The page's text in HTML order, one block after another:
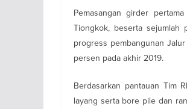
Pemasangan girder
Tiongkok, beserta sejumlah
progress pembangunan
persen pada akhir 2019.
Berdasarkan pantauan Tim
layang serta bore pile dan